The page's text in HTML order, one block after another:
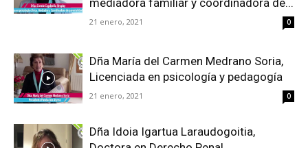
mediadora familiar y coordinadora de...
21 enero, 2021 0
Dña María del Carmen Medrano Soria,
Licenciada en psicología y pedagogía
21 enero, 2021 0
Dña Idoia Igartua Laraudogoitia,